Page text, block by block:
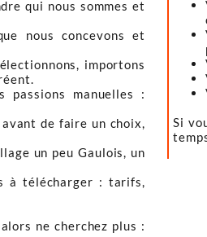
Si
qui nous sommes et
nous concevons et
importons
passions manuelles :
de faire un choix,
un peu Gaulois, un
à télécharger : tarifs,
ne cherchez plus :